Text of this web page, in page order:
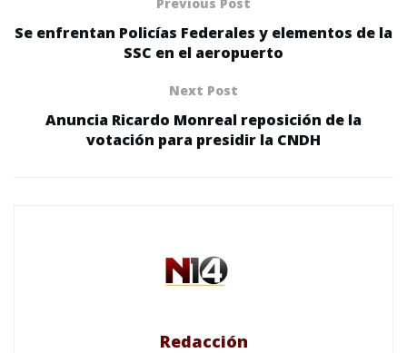
Se enfrentan Policías Federales y elementos de la
SSC en el aeropuerto
Next Post
Anuncia Ricardo Monreal reposición de la
votación para presidir la CNDH
Redacción